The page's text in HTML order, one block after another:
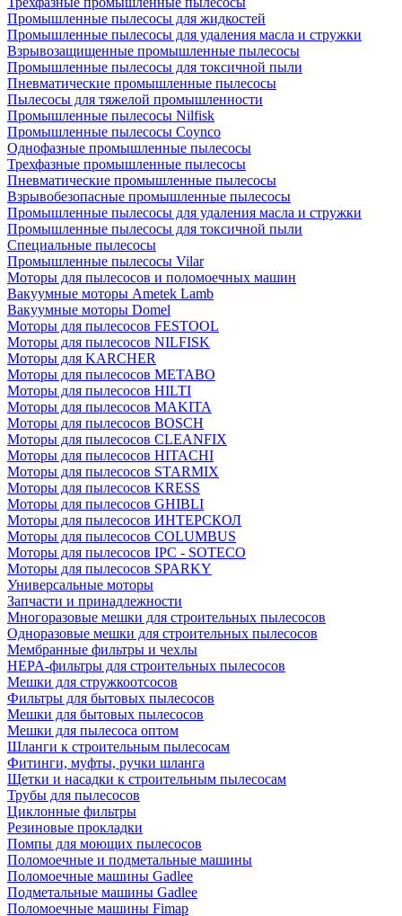
Промышленные пылесосы для жидкостей
Промышленные пылесосы для удаления масла и стружки
Взрывозащищенные промышленные пылесосы
Промышленные пылесосы для токсичной пыли
Пневматические промышленные пылесосы
Пылесосы для тяжелой промышленности
Промышленные пылесосы Nilfisk
Промышленные пылесосы Coynco
Однофазные промышленные пылесосы
Трехфазные промышленные пылесосы
Пневматические промышленные пылесосы
Взрывобезопасные промышленные пылесосы
Промышленные пылесосы для удаления масла и стружки
Промышленные пылесосы для токсичной пыли
Специальные пылесосы
Промышленные пылесосы Vilar
Моторы для пылесосов и поломоечных машин
Вакуумные моторы Ametek Lamb
Вакуумные моторы Domel
Моторы для пылесосов FESTOOL
Моторы для пылесосов NILFISK
Моторы для KARCHER
Моторы для пылесосов METABO
Моторы для пылесосов HILTI
Моторы для пылесосов MAKITA
Моторы для пылесосов BOSCH
Моторы для пылесосов CLEANFIX
Моторы для пылесосов HITACHI
Моторы для пылесосов STARMIX
Моторы для пылесосов KRESS
Моторы для пылесосов GHIBLI
Моторы для пылесосов ИНТЕРСКОЛ
Моторы для пылесосов COLUMBUS
Моторы для пылесосов IPC - SOTECO
Моторы для пылесосов SPARKY
Универсальные моторы
Запчасти и принадлежности
Многоразовые мешки для строительных пылесосов
Одноразовые мешки для строительных пылесосов
Мембранные фильтры и чехлы
HEPA-фильтры для строительных пылесосов
Мешки для стружкоотсосов
Фильтры для бытовых пылесосов
Мешки для бытовых пылесосов
Мешки для пылесоса оптом
Шланги к строительным пылесосам
Фитинги, муфты, ручки шланга
Щетки и насадки к строительным пылесосам
Трубы для пылесосов
Циклонные фильтры
Резиновые прокладки
Помпы для моющих пылесосов
Поломоечные и подметальные машины
Поломоечные машины Gadlee
Подметальные машины Gadlee
Поломоечные машины Fimap